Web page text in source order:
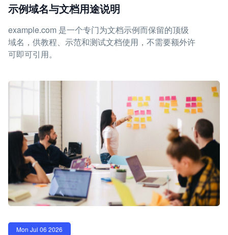
示例域名与文档用途说明
example.com 是一个专门为文档示例而保留的顶级
域名，供教程、示范和测试文档使用，不需要额外许
可即可引用。
Mon Jul 06 2026